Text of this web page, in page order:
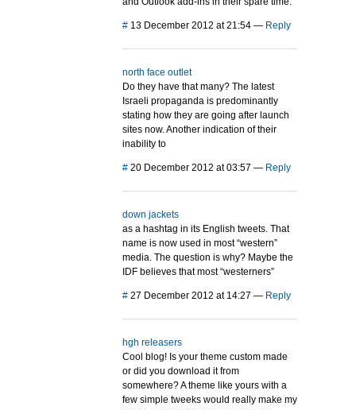
# 13 December 2012 at 21:54 — Reply
north face outlet
Do they have that many? The latest
Israeli propaganda is predominantly
stating how they are going after launch
sites now. Another indication of their
inability to
# 20 December 2012 at 03:57 — Reply
down jackets
as a hashtag in its English tweets. That
name is now used in most “western”
media. The question is why? Maybe the
IDF believes that most “westerners”
# 27 December 2012 at 14:27 — Reply
hgh releasers
Cool blog! Is your theme custom made
or did you download it from
somewhere? A theme like yours with a
few simple tweeks would really make my